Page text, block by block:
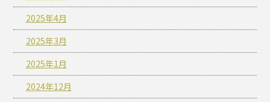
2025年4月
2025年3月
2025年1月
2024年12月